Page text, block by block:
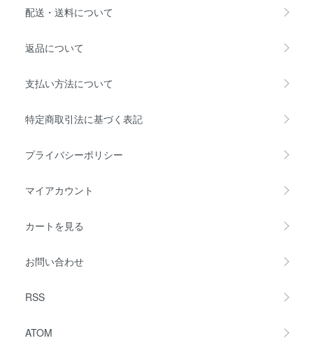
配送・送料について
返品について
支払い方法について
特定商取引法に基づく表記
プライバシーポリシー
マイアカウント
カートを見る
お問い合わせ
RSS
ATOM